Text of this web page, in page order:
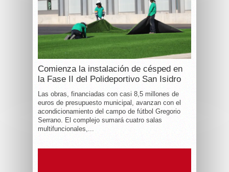
Comienza la instalación de césped en
la Fase II del Polideportivo San Isidro
Las obras, financiadas con casi 8,5 millones de
euros de presupuesto municipal, avanzan con el
acondicionamiento del campo de fútbol Gregorio
Serrano. El complejo sumará cuatro salas
multifuncionales,...